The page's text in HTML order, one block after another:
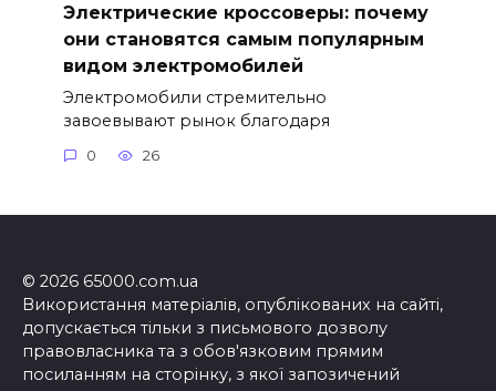
Электрические кроссоверы: почему
они становятся самым популярным
видом электромобилей
Электромобили стремительно
завоевывают рынок благодаря
0 26
© 2026 65000.com.ua
Використання матеріалів, опублікованих на сайті,
допускається тільки з письмового дозволу
правовласника та з обов'язковим прямим
посиланням на сторінку, з якої запозичений